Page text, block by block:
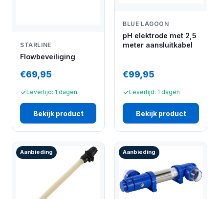
STARLINE
Flowbeveiliging
€69,95
Levertijd: 1 dagen
Bekijk product
BLUE LAGOON
pH elektrode met 2,5
meter aansluitkabel
€99,95
Levertijd: 1 dagen
Bekijk product
Aanbieding Aanbieding